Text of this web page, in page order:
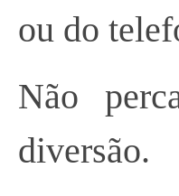
ou do
Não
diversão.